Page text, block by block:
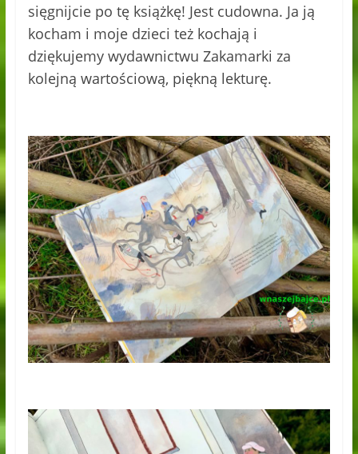
sięgnijcie po tę książkę! Jest cudowna. Ja ją
kocham i moje dzieci też kochają i
dziękujemy wydawnictwu Zakamarki za
kolejną wartościową, piękną lekturę.